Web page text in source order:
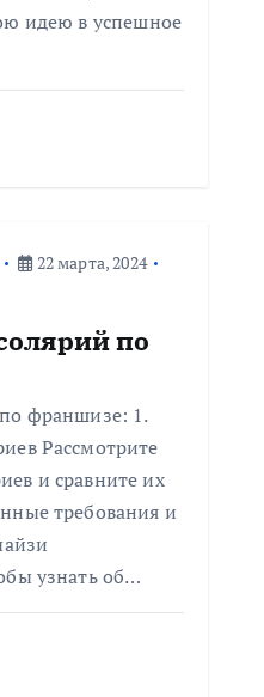
идею в успешное
22 марта, 2024
по
франшизе: 1.
Рассмотрите
и сравните их
требования и
узнать об…